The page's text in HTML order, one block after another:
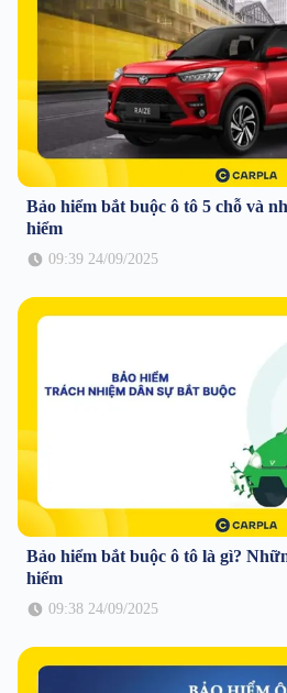
Bảo hiểm bắt buộc ô tô 5 chỗ và
hiểm
09:39 24/09/2025
Bảo hiểm bắt buộc ô tô là gì?
hiểm
09:38 24/09/2025